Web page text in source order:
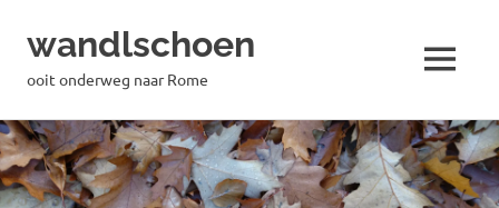
Naar
de
inhoud
wandlschoen
ooit onderweg naar Rome MENU